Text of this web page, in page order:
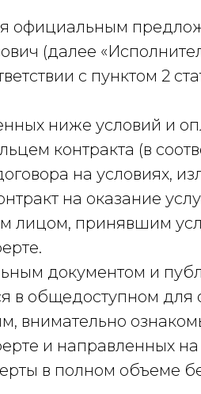
официальным
(далее
с пунктом 2
ниже условий и
контракта (в
на условиях,
на оказание
лицом, принявшим
документом и
в общедоступном для
внимательно
и направленных
в полном объеме